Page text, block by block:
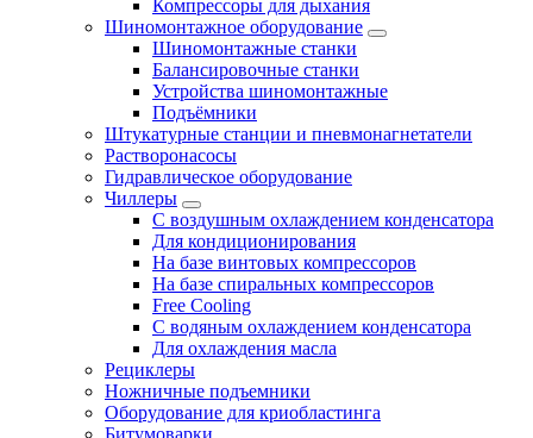
Компрессоры для дыхания
Шиномонтажное оборудование
Шиномонтажные станки
Балансировочные станки
Устройства шиномонтажные
Подъёмники
Штукатурные станции и пневмонагнетатели
Растворонасосы
Гидравлическое оборудование
Чиллеры
С воздушным охлаждением конденсатора
Для кондиционирования
На базе винтовых компрессоров
На базе спиральных компрессоров
Free Cooling
С водяным охлаждением конденсатора
Для охлаждения масла
Рециклеры
Ножничные подъемники
Оборудование для криобластинга
Битумоварки